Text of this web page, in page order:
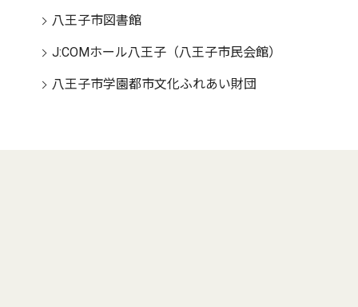
八王子市図書館
J:COMホール八王子（八王子市民会館）
八王子市学園都市文化ふれあい財団